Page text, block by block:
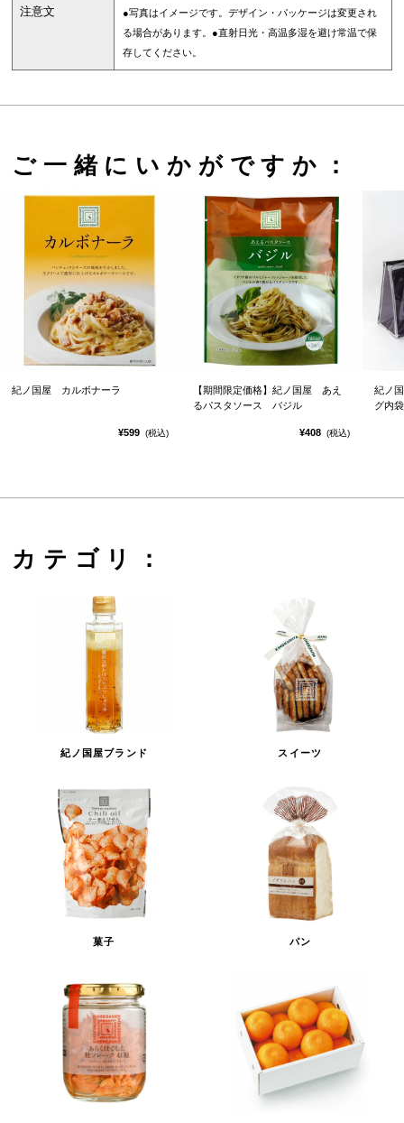
注意文
●写真はイメージです。デザイン・パッケージは変更され
る場合があります。●直射日光・高温多湿を避け常温で保
存してください。
ご一緒にいかがですか：
紀ノ国屋 カルボナーラ
¥599 (税込)
【期間限定価格】紀ノ国屋 あえ
るパスタソース バジル
¥408 (税込)
紀ノ
グ内
カテゴリ：
紀ノ国屋ブランド スイーツ
菓子 パン